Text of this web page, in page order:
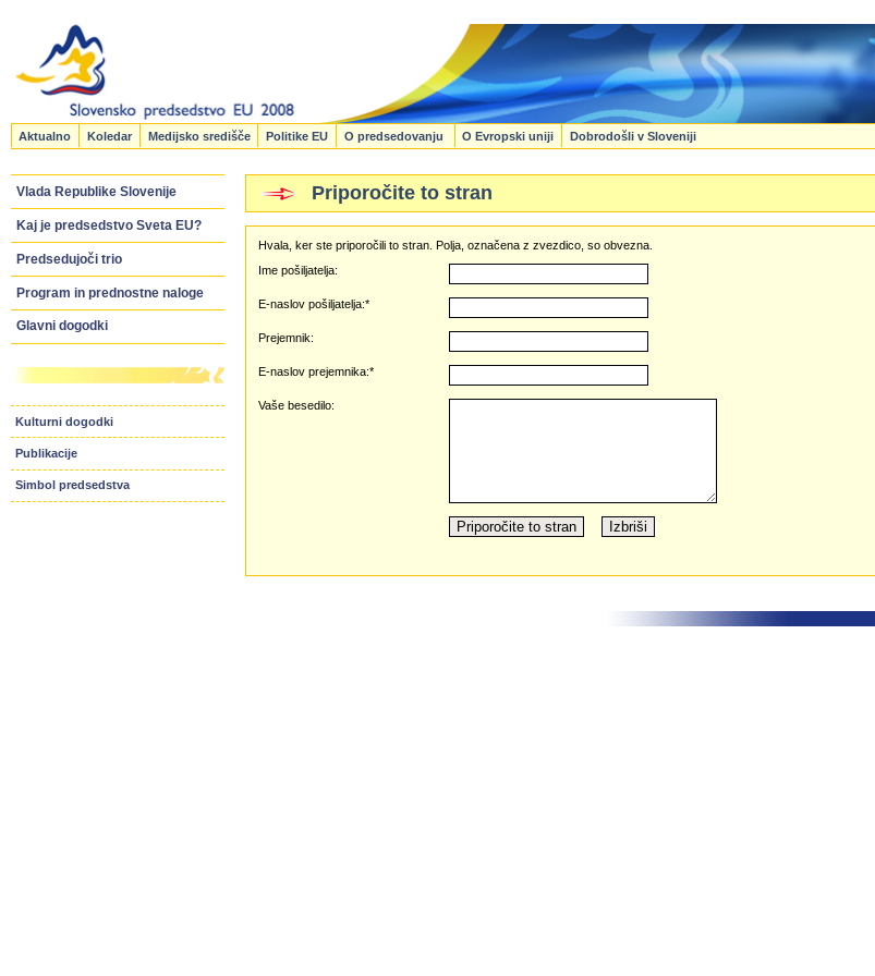
Aktualno Koledar Medijsko središče Politike EU O predsedovanju O Evropski uniji Dobrodošli v Sloveniji
Vlada Republike Slovenije
Kaj je predsedstvo Sveta EU?
Predsedujoči trio
Program in prednostne naloge
Glavni dogodki
Kulturni dogodki
Publikacije
Simbol predsedstva
Priporočite to stran
Hvala, ker ste priporočili to stran. Polja, označena z zvezdico, so obvezna.
Ime pošiljatelja:
E-naslov pošiljatelja:*
Prejemnik:
E-naslov prejemnika:*
Vaše besedilo: